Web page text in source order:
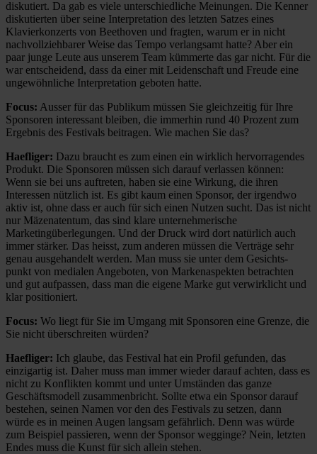
diskutiert. Da gab es viele unterschiedliche Meinungen. Die Kenner
diskutierten über seine Interpretation des letzten Satzes eines
Klavierkonzerts von Beethoven und fragten, warum er in nicht
nachvollziehbarer Weise das Tempo verlangsamt hatte? Aber ein
paar junge Leute aus unserem Team kümmerte das gar nicht. Für die
war entscheidend, dass da einer mit Leidenschaft und Freude eine
ungewöhnliche Interpretation geboten hatte.
Focus: Ausser für das Publikum müssen Sie gleichzeitig für Ihre
Sponsoren interessant bleiben, die immerhin rund 40 Prozent zum
Ergebnis des Festivals beitragen. Wie machen Sie das?
Haefliger: Dazu braucht es zum einen ein wirklich hervorragendes
Produkt. Die Sponsoren müssen sich darauf verlassen können:
Wenn sie bei uns auftreten, haben sie eine Wirkung, die ihren
Interessen nützlich ist. Es gibt kaum einen Sponsor, der irgendwo
aktiv ist, ohne dass er auch für sich einen Nutzen sucht. Das ist nicht
nur Mäzenatentum, das sind klare unternehmerische
Marketingüberlegungen. Und der Druck wird dort natürlich auch
immer stärker. Das heisst, zum anderen müssen die Verträge sehr
genau ausgehandelt werden. Man muss sie unter dem Gesichts-
punkt von medialen Angeboten, von Markenaspekten betrachten
und gut aufpassen, dass man die eigene Marke gut verwirklicht und
klar positioniert.
Focus: Wo liegt für Sie im Umgang mit Sponsoren eine Grenze, die
Sie nicht überschreiten würden?
Haefliger: Ich glaube, das Festival hat ein Profil gefunden, das
einzigartig ist. Daher muss man immer wieder darauf achten, dass es
nicht zu Konflikten kommt und unter Umständen das ganze
Geschäftsmodell zusammenbricht. Sollte etwa ein Sponsor darauf
bestehen, seinen Namen vor den des Festivals zu setzen, dann
würde es in meinen Augen langsam gefährlich. Denn was würde
zum Beispiel passieren, wenn der Sponsor wegginge? Nein, letzten
Endes muss die Kunst für sich allein stehen.